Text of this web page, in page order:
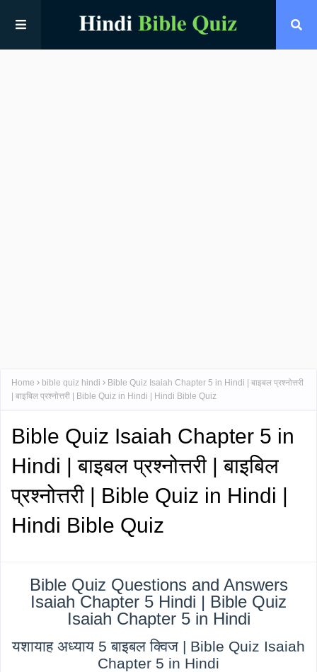
Home bible quiz hindi
Bible Quiz Isaiah Chapter 5 in Hindi | बाइबल प्रश्नोत्तरी
| बाइबिल प्रश्नोत्तरी | Bible Quiz in Hindi | Hindi Bible Quiz
Bible Quiz Isaiah Chapter 5 in
Hindi | बाइबल प्रश्नोत्तरी | बाइबिल
प्रश्नोत्तरी | Bible Quiz in Hindi |
Hindi Bible Quiz
Bible Quiz Questions and Answers
Isaiah Chapter 5 Hindi | Bible Quiz
Isaiah Chapter 5 in Hindi
यशायाह अध्याय 5 बाइबल क्विज | Bible Quiz Isaiah
Chapter 5 in Hindi